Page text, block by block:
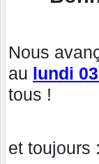
Nous
au lundi
tous !
et toujours :